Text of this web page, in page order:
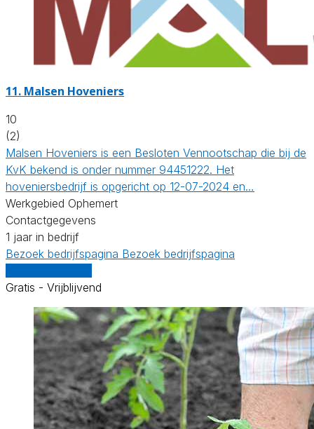
11. Malsen Hoveniers
10
(2)
Malsen Hoveniers is een Besloten Vennootschap die bij de
KvK bekend is onder nummer 94451222. Het
hoveniersbedrijf is opgericht op 12-07-2024 en…
Werkgebied Ophemert
Contactgegevens
1 jaar in bedrijf
Bezoek bedrijfspagina Bezoek bedrijfspagina
Gratis - Vrijblijvend